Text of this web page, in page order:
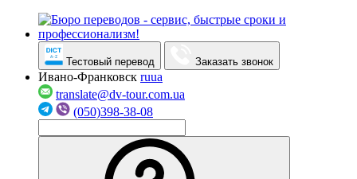
Тестовый перевод Заказать звонок
Ивано-Франковск ruua
translate@dv-tour.com.ua
(050)398-38-08